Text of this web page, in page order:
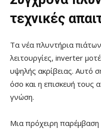
τεχνικές
Τα νέα πλυντήρια
λειτουργίες, inverter
υψηλής ακρίβειας. Αυτό
όσο και η επισκευή τους
γνώση.
Μια πρόχειρη παρέμβαση